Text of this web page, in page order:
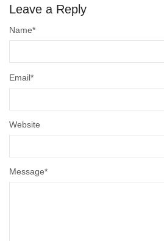
Leave a Reply
Message*
Name*
Email*
Website